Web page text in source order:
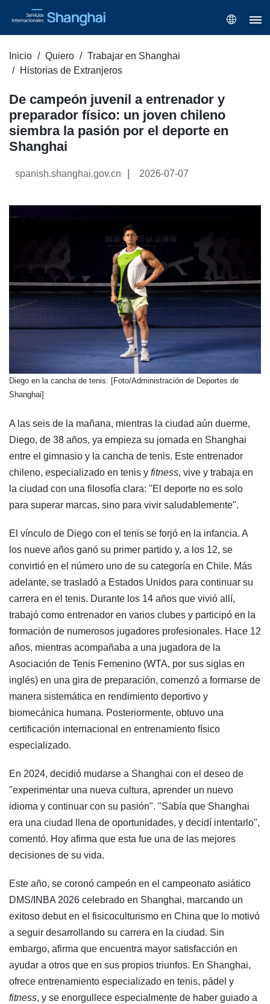
Inicio Quiero
Trabajar en Shanghai
Historias de Extranjeros
De campeón juvenil a entrenador y
preparador físico: un joven chileno
siembra la pasión por el deporte en
Shanghai
spanish.shanghai.gov.cn 2026-07-07
​Diego en la cancha de tenis. [Foto/Administración de Deportes de
Shanghai]
A las seis de la mañana, mientras la ciudad aún duerme,
Diego, de 38 años, ya empieza su jornada en Shanghai
entre el gimnasio y la cancha de tenis. Este entrenador
chileno, especializado en tenis y fitness, vive y trabaja en
la ciudad con una filosofía clara: "El deporte no es solo
para superar marcas, sino para vivir saludablemente".
El vínculo de Diego con el tenis se forjó en la infancia. A
los nueve años ganó su primer partido y, a los 12, se
convirtió en el número uno de su categoría en Chile. Más
adelante, se trasladó a Estados Unidos para continuar su
carrera en el tenis. Durante los 14 años que vivió allí,
trabajó como entrenador en varios clubes y participó en la
formación de numerosos jugadores profesionales. Hace 12
años, mientras acompañaba a una jugadora de la
Asociación de Tenis Femenino (WTA, por sus siglas en
inglés) en una gira de preparación, comenzó a formarse de
manera sistemática en rendimiento deportivo y
biomecánica humana. Posteriormente, obtuvo una
certificación internacional en entrenamiento físico
especializado.
En 2024, decidió mudarse a Shanghai con el deseo de
"experimentar una nueva cultura, aprender un nuevo
idioma y continuar con su pasión". "Sabía que Shanghai
era una ciudad llena de oportunidades, y decidí intentarlo",
comentó. Hoy afirma que esta fue una de las mejores
decisiones de su vida.
Este año, se coronó campeón en el campeonato asiático
DMS/INBA 2026 celebrado en Shanghai, marcando un
exitoso debut en el fisicoculturismo en China que lo motivó
a seguir desarrollando su carrera en la ciudad. Sin
embargo, afirma que encuentra mayor satisfacción en
ayudar a otros que en sus propios triunfos. En Shanghai,
ofrece entrenamiento especializado en tenis, pádel y
fitness, y se enorgullece especialmente de haber guiado a